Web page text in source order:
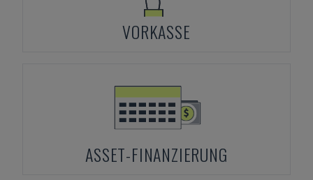
VORKASSE
ASSET-FINANZIERUNG